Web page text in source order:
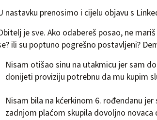
nastavku prenosimo i cijelu objavu s
je sve. Ako odabereš posao, ne
ili su poptuno pogrešno postavljeni?
Nisam otišao sinu na utakmicu jer sam
donijeti proviziju potrebnu da mu kupim
Nisam bila na kćerkinom 6. rođendanu
zadnjom plaćom skupila dovoljno